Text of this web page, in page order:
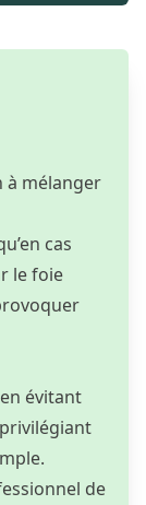
à mélanger
cas
le foie
évitant
de